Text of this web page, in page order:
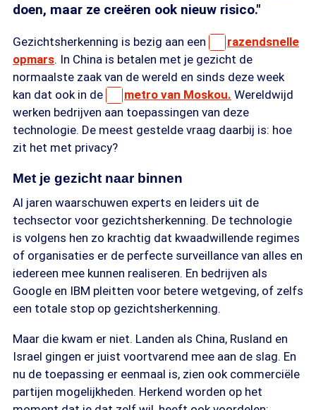
doen, maar ze creëren ook nieuw risico."
Gezichtsherkenning is bezig aan een
razendsnelle
opmars. In China is betalen met je gezicht de
normaalste zaak van de wereld en sinds deze week
kan dat ook in de
metro van Moskou. Wereldwijd
werken bedrijven aan toepassingen van deze
technologie. De meest gestelde vraag daarbij is: hoe
zit het met privacy?
Met je gezicht naar binnen
Al jaren waarschuwen experts en leiders uit de
techsector voor gezichtsherkenning. De technologie
is volgens hen zo krachtig dat kwaadwillende regimes
of organisaties er de perfecte surveillance van alles en
iedereen mee kunnen realiseren. En bedrijven als
Google en IBM pleitten voor betere wetgeving, of zelfs
een totale stop op gezichtsherkenning.
Maar die kwam er niet. Landen als China, Rusland en
Israel gingen er juist voortvarend mee aan de slag. En
nu de toepassing er eenmaal is, zien ook commerciële
partijen mogelijkheden. Herkend worden op het